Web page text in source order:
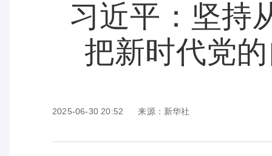
习近平：坚持
把新时代党
2025-06-30 20:52 来源：新华社